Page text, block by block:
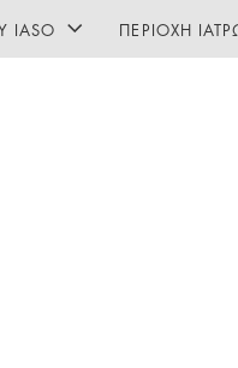
IASO ΠΕΡΙΟΧΉ